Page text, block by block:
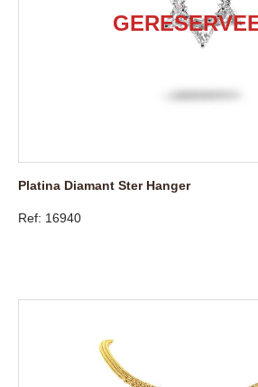
Platina Diamant Ster Hanger
Ref: 16940